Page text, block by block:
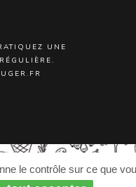
UNE
le contrôle sur ce que